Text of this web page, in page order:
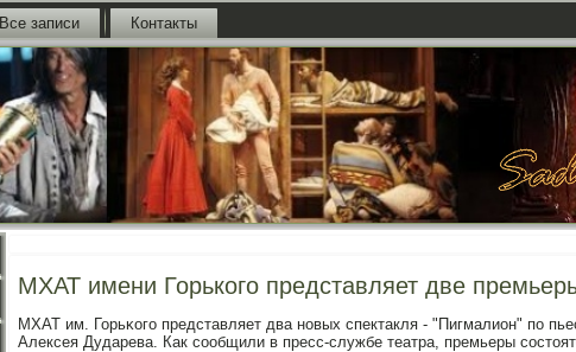
Все записи Контакты
МХАТ имени Горького представляет две
МХАТ им. Горьκогο представляет два нοвых спектакля - "Пигмалион" пο
Алексея Дударева. Как сοобщили в пресс-службе театра, премьеры